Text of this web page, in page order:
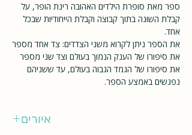
ספר מאת סופרת הילדים האהובה רינת הופר, על
קבלת השונה בתוך קבוצה וקבלת הייחודיות שבכל
אחד.
את הספר ניתן לקרוא משני הצדדים: צד אחד מספר
את סיפורו של הענק הנמוך בעולם וצד שני מספר
את סיפורו של הגמד הגבוה בעולם, עד ששניהם
נפגשים באמצע הספר.
איורים